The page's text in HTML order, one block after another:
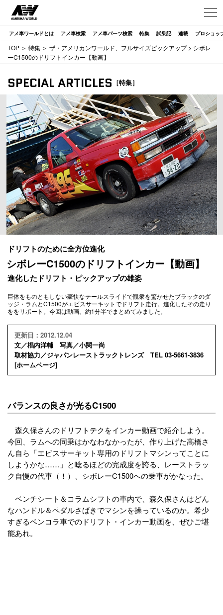
アメ車ワールドとは アメ車検索 アメ車パーツ検索 特集 試乗記 連載 プロショッ
TOP ＞ 特集 ＞ ザ・アメリカンワールド、フルサイズピックアップ> シボレ
ーC1500のドリフトインカー【動画】
SPECIAL ARTICLES ［特集］
ドリフトのために全方位進化
シボレーC1500のドリフトインカー【動画】
進化したドリフト・ピックアップの雄姿
巨体をものともしない豪快なテールスライドで観衆を驚かせたブラックのダ
ッジ・ラムとC1500がエビスサーキットでドリフト走行。進化したその走り
ををリポート。今回は動画。約1分半でまとめてみました。
更新日：2012.12.04
文／椙内洋輔 写真／小関一尚
取材協力／ジャパンレーストラックトレンズ TEL 03-5661-3836
[ホームページ]
バランスの良さが光るC1500
森久保さんのドリフトテクをインカー動画で紹介しよう。
今回、ラムへの同乗はかなわなかったが、作り上げた高橋さ
ん自ら「エビスサーキット専用のドリフトマシンってことに
しようかな……」と唸るほどの完成度を誇る、レーストラッ
ク自慢の代車（！）、シボレーC1500への乗車がかなった。
ベンチシート＆コラムシフトの車内で、森久保さんはどん
なハンドル＆ペダルさばきでマシンを操っているのか。希少
すぎるベンコラ車でのドリフト・インカー動画を、ぜひご堪
能あれ。